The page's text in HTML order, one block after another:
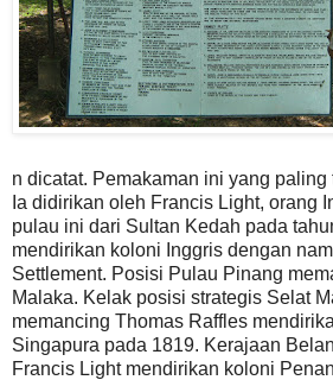
n dicatat. Pemakaman ini yang
Ia didirikan oleh Francis Light, orang
pulau ini dari Sultan Kedah pada
mendirikan koloni Inggris dengan
Settlement. Posisi Pulau Pinang
Malaka. Kelak posisi strategis Selat
memancing Thomas Raffles
Singapura pada 1819. Kerajaan
Francis Light mendirikan koloni